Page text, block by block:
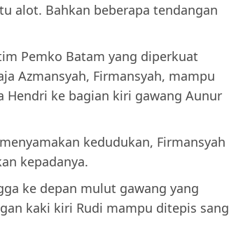
alot. Bahkan beberapa tendangan
Pemko Batam yang diperkuat
Azmansyah, Firmansyah, mampu
Hendri ke bagian kiri gawang Aunur
kedudukan, Firmansyah
kepadanya.
ke depan mulut gawang yang
kaki kiri Rudi mampu ditepis sang